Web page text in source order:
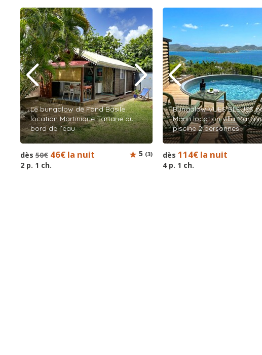
Le bungalow de Fond Basile
location Martinique Tartane au
bord de l’eau
dès 50€ 46€ la nuit
2 p. 1 ch.
5 (3)
Bungalow VUES BLEUES
Marin location villa
piscine 2 personnes
dès 114€ la nuit
4 p. 1 ch.